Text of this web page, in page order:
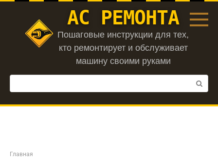
Перейти
АС РЕМОНТА
Пошаговые инструкции для тех,
кто ремонтирует и обслуживает
машину своими руками
Поиск:
Главная